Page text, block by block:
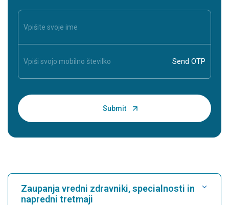
Zaupanja vredni zdravniki, specialnosti in
napredni tretmaji